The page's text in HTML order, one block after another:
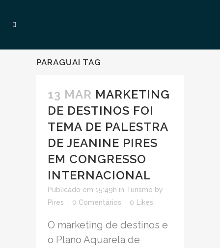
PARAGUAI TAG
13 MAR MARKETING
DE DESTINOS FOI
TEMA DE PALESTRA
DE JEANINE PIRES
EM CONGRESSO
INTERNACIONAL
Publicado em 15:49h in Turismo by
Pires
0 Comentários 0 Likes
O marketing de destinos e
o Plano Aquarela de